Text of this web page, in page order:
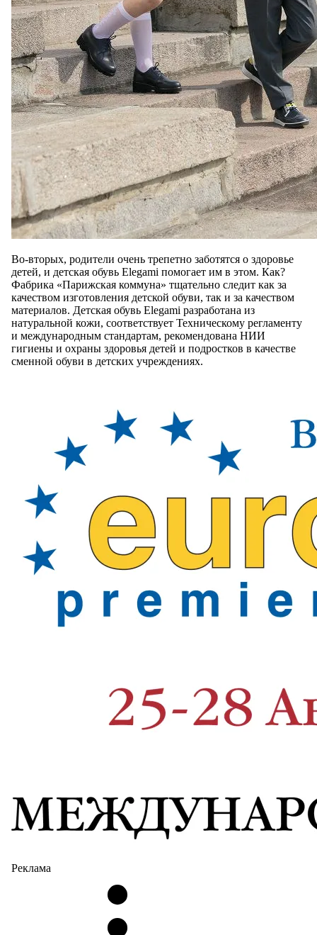
Во-вторых, родители очень трепетно заботятся о здоровье
детей, и детская обувь Elegami помогает им в этом. Как?
Фабрика «Парижская коммуна» тщательно следит как за
качеством изготовления детской обуви, так и за качеством
материалов. Детская обувь Elegami разработана из
натуральной кожи, соответствует Техническому регламенту
и международным стандартам, рекомендована НИИ
гигиены и охраны здоровья детей и подростков в качестве
сменной обуви в детских учреждениях.
Реклама